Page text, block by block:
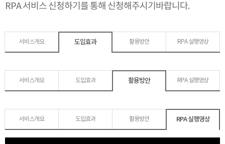
RPA 서비스 신청하기를 통해 신청해주시기바랍니다.
서비스개요 도입효과 활용방안 RPA 실행영상
서비스개요 도입효과 활용방안 RPA 실행영상
서비스개요 도입효과 활용방안 RPA 실행영상